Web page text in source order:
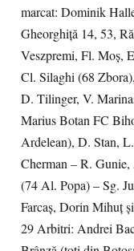
marcat: Dominik
Gheorghiță 14, 53,
Veszpremi, Fl. Moș,
Cl. Silaghi (68
D. Tilinger, V.
Marius Botan FC
Ardelean), D. Stan,
Cherman – R.
(74 Al. Popa) – Sg.
Farcaș, Dorin Mihuț
29 Arbitri: Andrei